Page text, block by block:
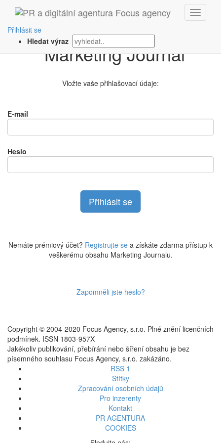
Přihlásit se
Hledat výrazPřihlášení na
Vložte vaše přihlašovací údaje:
E-mail
Heslo
Nemáte prémiový účet? Registrujte se a získáte zdarma přístup k
veškerému obsahu Marketing Journalu.
Zapomněli jste heslo?
Copyright © 2004-2020 Focus Agency, s.r.o. Plné znění licenčních
podmínek. ISSN 1803-957X
Jakékoliv publikování, přebírání nebo šíření obsahu je bez
písemného souhlasu Focus Agency, s.r.o. zakázáno.
RSS 1
Štítky
Zpracování osobních údajů
Pro inzerenty
Kontakt
PR AGENTURA
COOKIES